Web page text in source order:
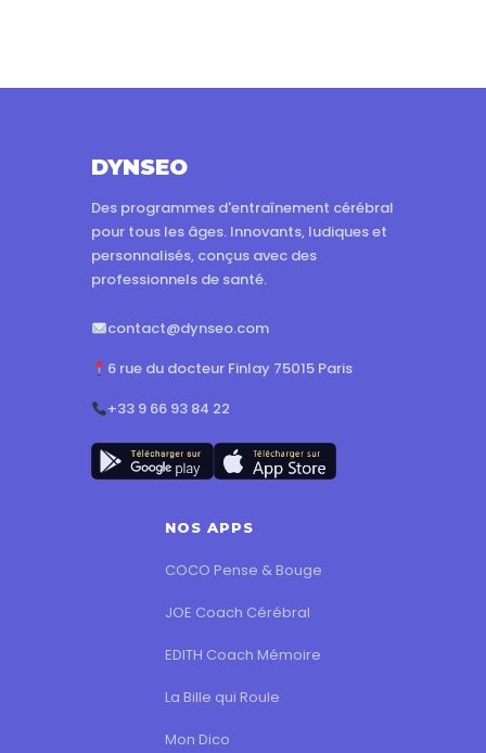
DYNSEO
Des programmes d'entraînement cérébral
pour tous les âges. Innovants, ludiques et
personnalisés, conçus avec des
professionnels de santé.
contact@dynseo.com
6 rue du docteur Finlay 75015 Paris
+33 9 66 93 84 22
NOS APPS
COCO Pense & Bouge
JOE Coach Cérébral
EDITH Coach Mémoire
La Bille qui Roule
Mon Dico